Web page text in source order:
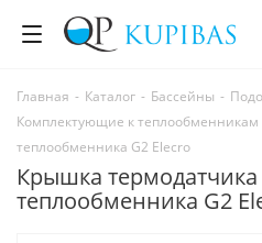
Главная - Каталог - Бассейны -
Комплектующие к теплообменникам
теплообменника G2 Elecro
Крышка термодатчика
теплообменника G2